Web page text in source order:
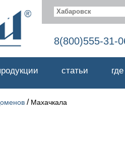
Хабаровск
8(800)555-31-
статьи
/ Махачкала